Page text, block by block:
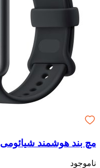
مچ بند هوشمند شیائومی Band 9 Pro
ناموجود